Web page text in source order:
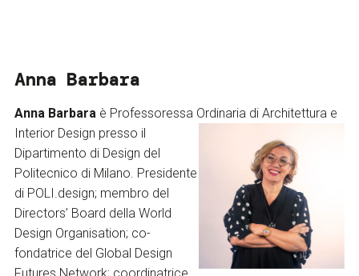
Anna Barbara
Anna Barbara è Professoressa Ordinaria di Architettura e
Interior Design presso il
Dipartimento di Design del
Politecnico di Milano. Presidente
di POLI.design; membro del
Directors’ Board della World
Design Organisation; co-
fondatrice del Global Design
Futures Network; coordinatrice